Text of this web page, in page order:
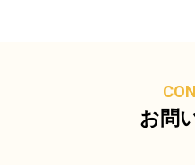
お問